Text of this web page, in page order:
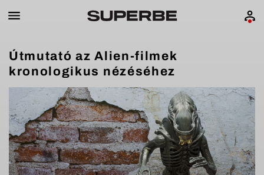
Útmutató az Alien-filmek
kronologikus nézéséhez